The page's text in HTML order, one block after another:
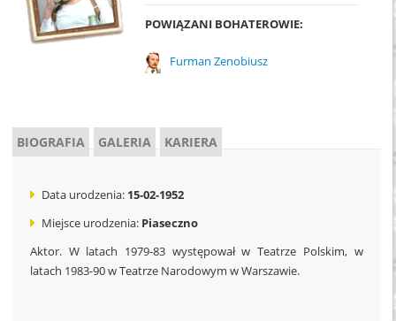
POWIĄZANI BOHATEROWIE:
Furman Zenobiusz
BIOGRAFIA GALERIA KARIERA
Data urodzenia: 15-02-1952
Miejsce urodzenia: Piaseczno
Aktor. W latach 1979-83 występował w Teatrze Polskim, w
latach 1983-90 w Teatrze Narodowym w Warszawie.